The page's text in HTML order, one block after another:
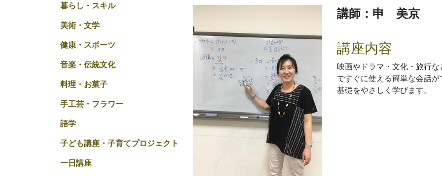
暮らし・スキル
美術・文学
健康・スポーツ
音楽・伝統文化
料理・お菓子
手工芸・フラワー
語学
子ども講座・子育てプロジェクト
一日講座
講師：申 美京
講座内容
映画やドラマ・文化・旅行
ですぐに使える簡単な会話
基礎をやさしく学びます。